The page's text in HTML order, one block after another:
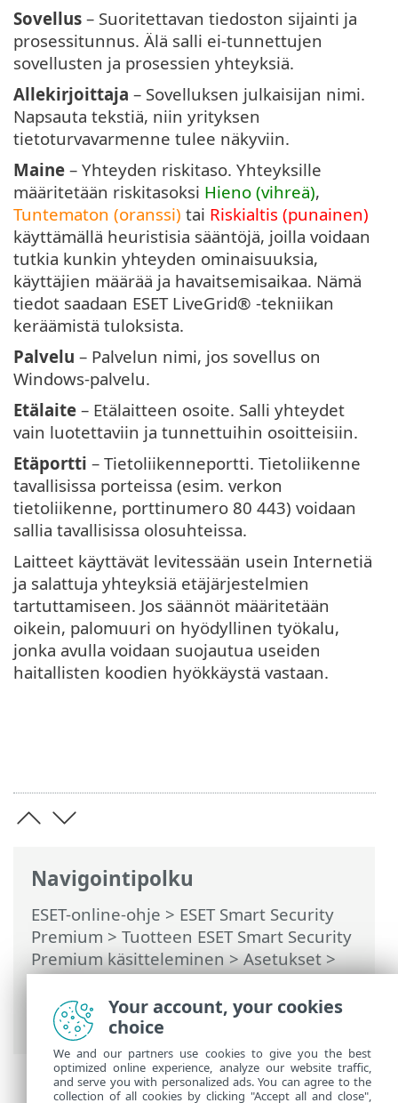
Navigointipolku
ESET-online-ohje > ESET Smart Security
Premium > Tuotteen ESET Smart Security
Premium käsitteleminen>Asetukset>
Verkon suojaus> Valintaikkunat – Verkon
suojaus > Yhteyden muodostaminen -
tunnistaminen
Sovellus – Suoritettavan tiedoston sijainti ja
prosessitunnus. Älä salli ei-tunnettujen
sovellusten ja prosessien yhteyksiä.
Allekirjoittaja – Sovelluksen julkaisijan nimi.
Napsauta tekstiä, niin yrityksen
tietoturvavarmenne tulee näkyviin.
Maine – Yhteyden riskitaso. Yhteyksille
määritetään riskitasoksi Hieno (vihreä),
Tuntematon (oranssi) tai Riskialtis (punainen)
käyttämällä heuristisia sääntöjä, joilla voidaan
tutkia kunkin yhteyden ominaisuuksia,
käyttäjien määrää ja havaitsemisaikaa. Nämä
tiedot saadaan ESET LiveGrid® -tekniikan
keräämistä tuloksista.
Palvelu – Palvelun nimi, jos sovellus on
Windows-palvelu.
Etälaite – Etälaitteen osoite. Salli yhteydet
vain luotettaviin ja tunnettuihin osoitteisiin.
Etäportti – Tietoliikenneportti. Tietoliikenne
tavallisissa porteissa (esim. verkon
tietoliikenne, porttinumero 80 443) voidaan
sallia tavallisissa olosuhteissa.
Laitteet käyttävät levitessään usein Internetiä
ja salattuja yhteyksiä etäjärjestelmien
tartuttamiseen. Jos säännöt määritetään
oikein, palomuuri on hyödyllinen työkalu,
jonka avulla voidaan suojautua useiden
haitallisten koodien hyökkäystä vastaan.
Your account, your cookies
choice
We and our partners use cookies to give you the best
optimized online experience, analyze our website traffic,
and serve you with personalized ads. You can agree to the
collection of all cookies by clicking "Accept all and close",